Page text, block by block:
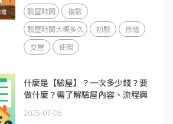
驗屋時間
複驗
驗屋時間大概多久
初驗
修繕
交屋
使照
什麼是【驗屋】？一次多少錢？要
做什麼？需了解驗屋內容、流程與
價格
2025-07-06